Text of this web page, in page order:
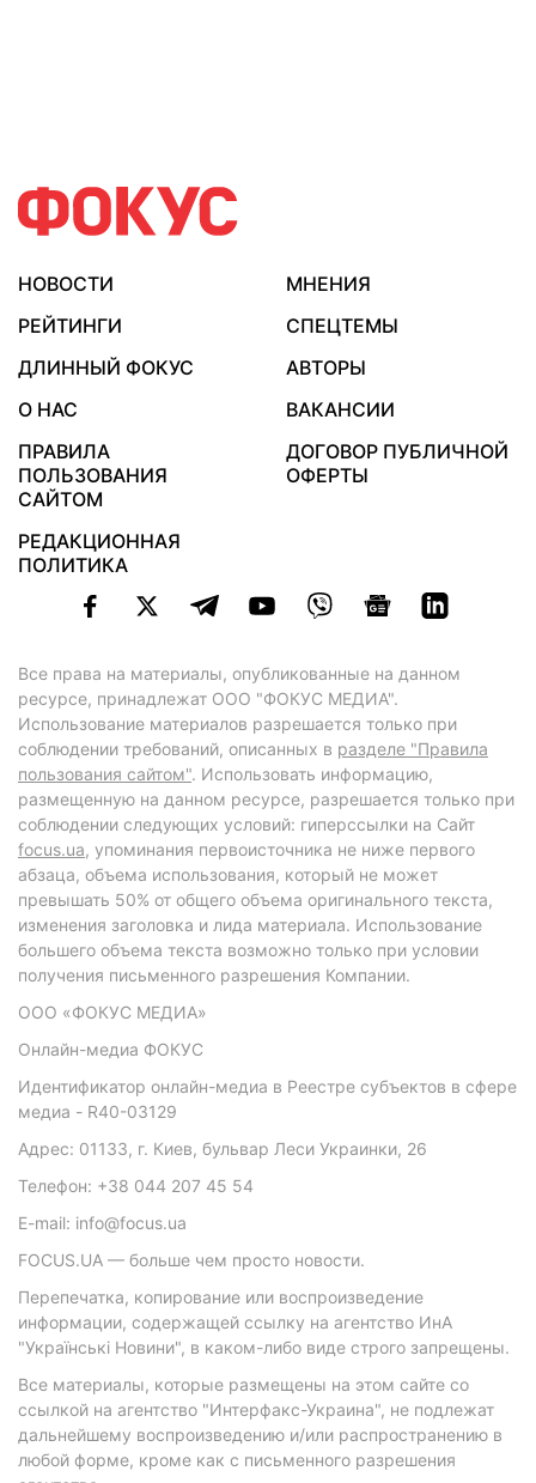
НОВОСТИ
МНЕНИЯ
РЕЙТИНГИ
СПЕЦТЕМЫ
ДЛИННЫЙ ФОКУС
АВТОРЫ
О НАС
ВАКАНСИИ
ПРАВИЛА
ПОЛЬЗОВАНИЯ
САЙТОМ
ДОГОВОР ПУБЛИЧНОЙ
ОФЕРТЫ
РЕДАКЦИОННАЯ
ПОЛИТИКА
Все права на материалы, опубликованные на данном
ресурсе, принадлежат ООО "ФОКУС МЕДИА".
Использование материалов разрешается только при
соблюдении требований, описанных в разделе "Правила
пользования сайтом". Использовать информацию,
размещенную на данном ресурсе, разрешается только при
соблюдении следующих условий: гиперссылки на Сайт
focus.ua, упоминания первоисточника не ниже первого
абзаца, объема использования, который не может
превышать 50% от общего объема оригинального текста,
изменения заголовка и лида материала. Использование
большего объема текста возможно только при условии
получения письменного разрешения Компании.
ООО «ФОКУС МЕДИА»
Онлайн-медиа ФОКУС
Идентификатор онлайн-медиа в Реестре субъектов в сфере
медиа - R40-03129
Адрес: 01133, г. Киев, бульвар Леси Украинки, 26
Телефон: +38 044 207 45 54
E-mail: info@focus.ua
FOCUS.UA — больше чем просто новости.
Перепечатка, копирование или воспроизведение
информации, содержащей ссылку на агентство ИнА
"Українські Новини", в каком-либо виде строго запрещены.
Все материалы, которые размещены на этом сайте со
ссылкой на агентство "Интерфакс-Украина", не подлежат
дальнейшему воспроизведению и/или распространению в
любой форме, кроме как с письменного разрешения